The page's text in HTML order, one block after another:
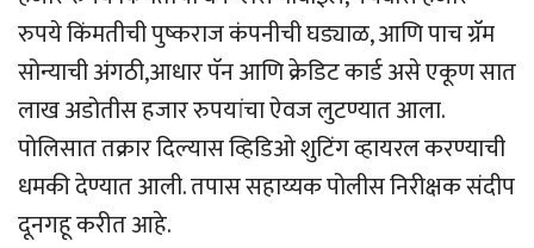
रुपये किंमतीची पुष्कराज कंपनीची घड्याळ, आणि पाच ग्रॅम
सोन्याची अंगठी,आधार पॅन आणि क्रेडिट कार्ड असे एकूण सात
लाख अडोतीस हजार रुपयांचा ऐवज लुटण्यात आला.
पोलिसात तक्रार दिल्यास व्हिडिओ शुटिंग व्हायरल करण्याची
धमकी देण्यात आली. तपास सहाय्यक पोलीस निरीक्षक संदीप
दूनगहू करीत आहे.